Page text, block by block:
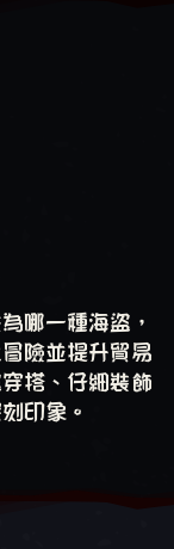
哪一種海盜，
險並提升貿易
搭、仔細裝飾
印象。